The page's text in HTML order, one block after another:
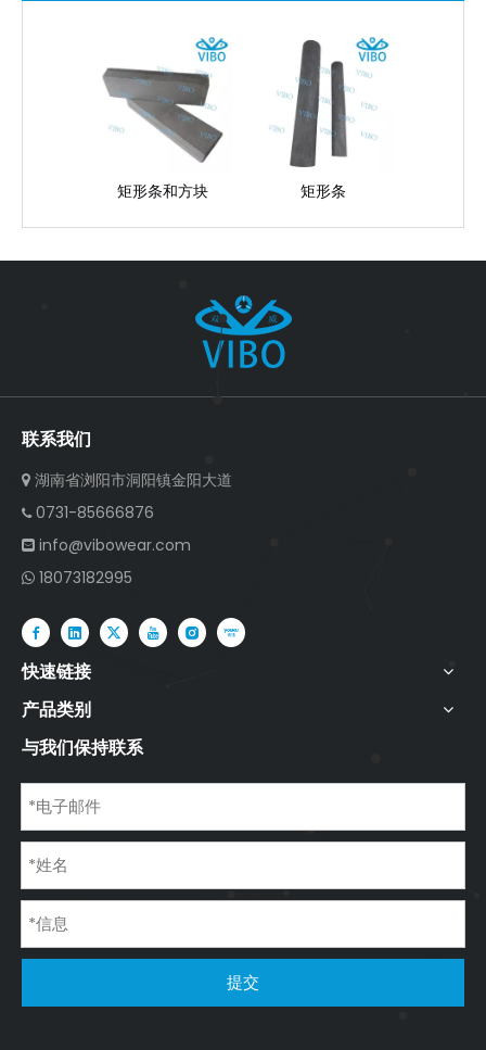
矩形条和方块 矩形条
联系我们
 湖南省浏阳市洞阳镇金阳大道
0731-85666876
 info@vibowear.com
 18073182995
快速链接
产品类别
与我们保持联系
提交